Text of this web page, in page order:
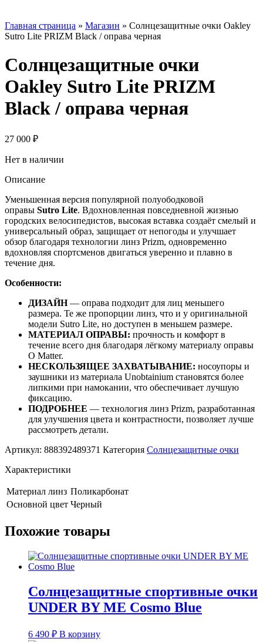
Главная страница » Магазин » Солнцезащитные очки Oakley
Sutro Lite PRIZM Black / оправа черная
Солнцезащитные очки
Oakley Sutro Lite PRIZM
Black / оправа черная
27 000 ₽
Нет в наличии
Описание
Уменьшенная версия популярной полуободковой
оправы Sutro Lite. Вдохновленная повседневной жизнью
городских велосипедистов, высокая вставка создаёт смелый и
универсальный образ, защищает от непогоды и улучшает
обзор благодаря технологии линз Prizm, одновременно
вдохновляя спортсменов двигаться уверенно и плавно в
течение дня.
Особенности:
ДИЗАЙН— оправа подходит для лиц меньшего
размера. Те же пропорции линз, что и у оригинальной
модели Sutro Lite, но доступен в меньшем размере.
МАТЕРИАЛ ОПРАВЫ: прочность и комфорт в
течение всего дня благодаря лёгкому материалу оправы
O Matter.
НЕСКОЛЬЗЯЩЕЕ ЗАХВАТЫВАНИЕ: носоупоры и
заушники из материала Unobtainium становятся более
липкими при намокании, что обеспечивает лучшую
фиксацию.
ПОДРОБНЕЕ — технология линз Prizm, разработанная
для улучшения цвета и контрастности, позволяет лучше
рассмотреть детали.
Артикул: 888392489371 Категория Солнцезащитные очки
Характеристики
Материал линз Поликарбонат
Основной цвет Черный
Похожие товары
Солнцезащитные спортивные очки
UNDER BY ME Cosmo Blue
6 490 ₽ В корзину